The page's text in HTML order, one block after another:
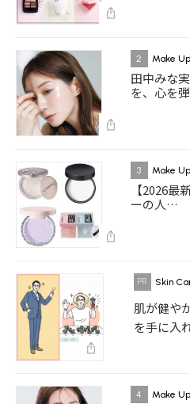
2 Make Up
田中みな
を、心を
3 Make Up
【2026
ーの人…
Skin
肌が健や
を手に入
4 Make Up